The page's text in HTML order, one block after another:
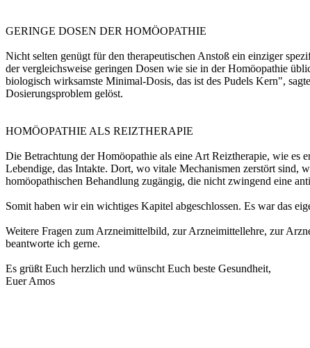
GERINGE DOSEN DER HOMÖOPATHIE
Nicht selten genügt für den therapeutischen Anstoß ein einziger
der vergleichsweise geringen Dosen wie sie in der Homöopathie
biologisch wirksamste Minimal-Dosis, das ist des Pudels Kern",
Dosierungsproblem gelöst.
HOMÖOPATHIE ALS REIZTHERAPIE
Die Betrachtung der Homöopathie als eine Art Reiztherapie, wie es
Lebendige, das Intakte. Dort, wo vitale Mechanismen zerstört sind,
homöopathischen Behandlung zugängig, die nicht zwingend eine
Somit haben wir ein wichtiges Kapitel abgeschlossen. Es war das
Weitere Fragen zum Arzneimittelbild, zur Arzneimittellehre, zur
beantworte ich gerne.
Es grüßt Euch herzlich und wünscht Euch beste Gesundheit,
Euer Amos